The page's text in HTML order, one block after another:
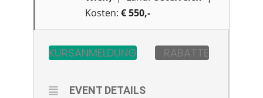
Kosten:€ 550,-
KURSANMELDUNG RABATTE
EVENT DETAILS